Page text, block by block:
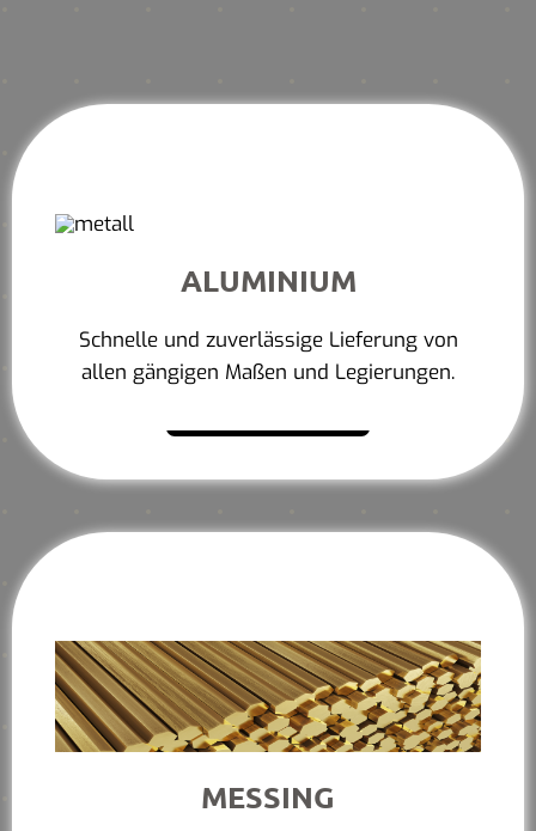
ALUMINIUM
Schnelle und zuverlässige Lieferung von
allen gängigen Maßen und Legierungen.
MESSING